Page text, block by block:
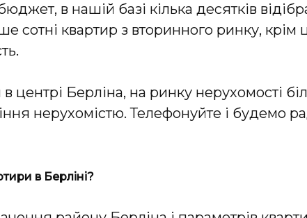
в нашій базі кілька десятків
сотні квартир з вторинного ринку,
центрі Берліна, на ринку нерухомості
нерухомістю. Телефонуйте і будемо
в Берліні?